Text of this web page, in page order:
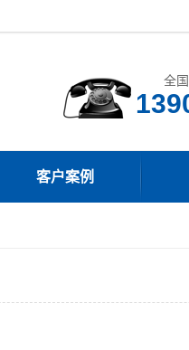
全
客户案例